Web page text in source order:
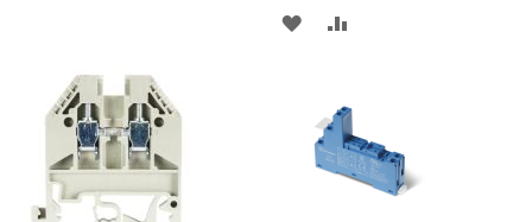
DORINTE
ADAUGATI
LISTA
DE
DORINTE
COMPARARE